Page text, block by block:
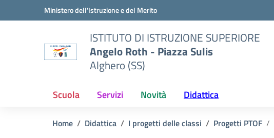
Vai ai contenuti
Vai al menu di navigazioneMinistero dell'Istruzione e del Merito
ISTITUTO DI ISTRUZIONE SUPERIORE
Angelo Roth - Piazza Sulis
Alghero (SS)
Scuola Servizi Novità Didattica
Home Didattica I progetti delle classi Progetti PTOF